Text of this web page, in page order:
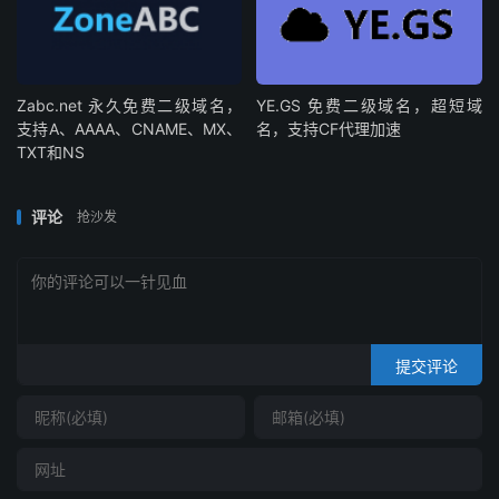
Zabc.net 永久免费二级域名，
支持A、AAAA、CNAME、MX、
TXT和NS
YE.GS 免费二级域名，超短域
名，支持CF代理加速
评论 抢沙发
提交评论